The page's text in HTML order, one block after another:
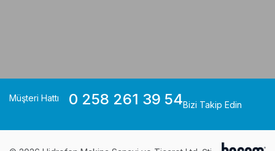
Müşteri Hattı 0 258 261 39 54Bizi Takip Edin